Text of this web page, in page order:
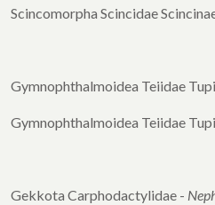
Scincomorpha Scincidae
Gymnophthalmoidea Teiidae
Gymnophthalmoidea Teiidae
Gekkota Carphodactylidae -